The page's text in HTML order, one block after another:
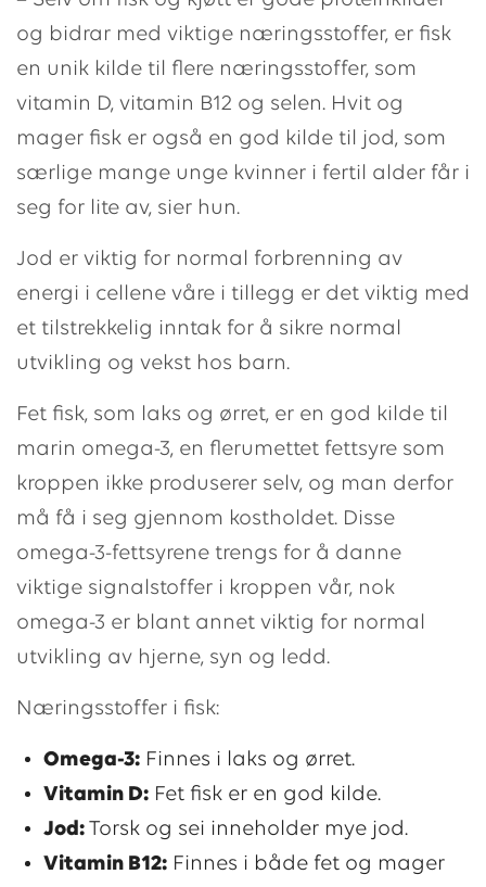
og bidrar med viktige næringsstoffer, er fisk
en unik kilde til flere næringsstoffer, som
vitamin D, vitamin B12 og selen. Hvit og
mager fisk er også en god kilde til jod, som
særlige mange unge kvinner i fertil alder får i
seg for lite av, sier hun.
Jod er viktig for normal forbrenning av
energi i cellene våre i tillegg er det viktig med
et tilstrekkelig inntak for å sikre normal
utvikling og vekst hos barn.
Fet fisk, som laks og ørret, er en god kilde til
marin omega-3, en flerumettet fettsyre som
kroppen ikke produserer selv, og man derfor
må få i seg gjennom kostholdet. Disse
omega-3-fettsyrene trengs for å danne
viktige signalstoffer i kroppen vår, nok
omega-3 er blant annet viktig for normal
utvikling av hjerne, syn og ledd.
Næringsstoffer i fisk:
Omega-3: Finnes i laks og ørret.
Vitamin D: Fet fisk er en god kilde.
Jod: Torsk og sei inneholder mye jod.
Vitamin B12: Finnes i både fet og mager